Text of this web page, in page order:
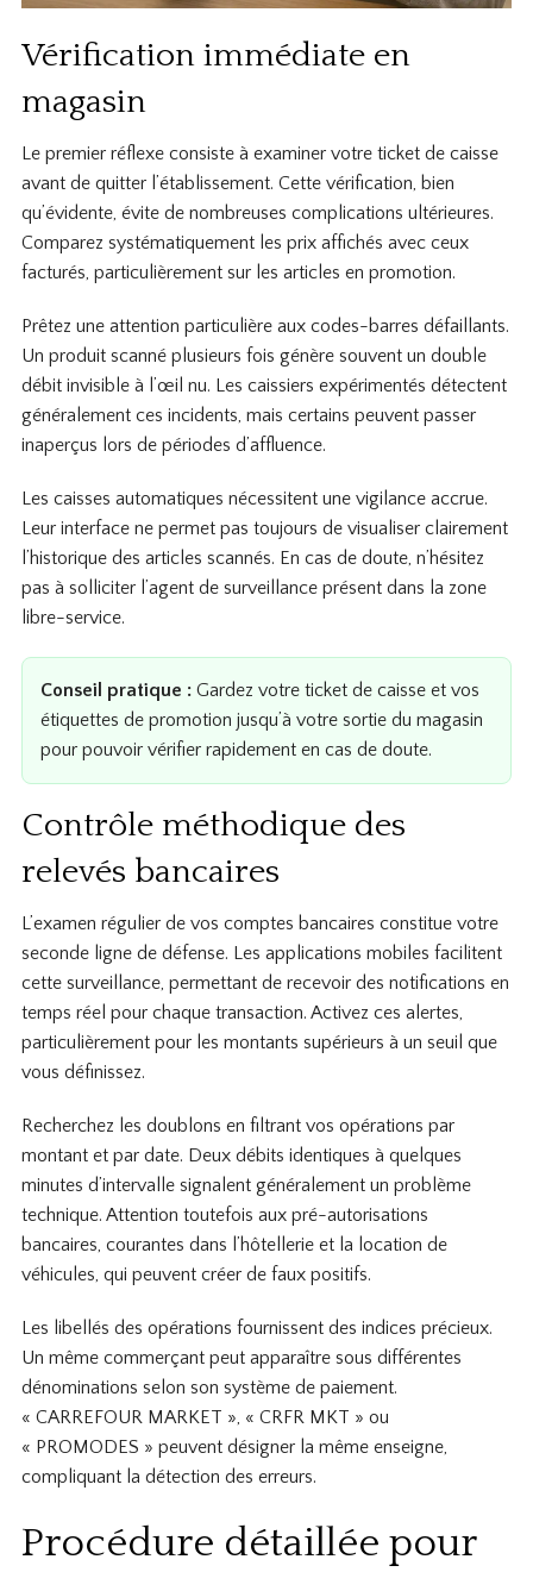
Vérification immédiate en
magasin
Le premier réflexe consiste à examiner votre ticket de caisse
avant de quitter l’établissement. Cette vérification, bien
qu’évidente, évite de nombreuses complications ultérieures.
Comparez systématiquement les prix affichés avec ceux
facturés, particulièrement sur les articles en promotion.
Prêtez une attention particulière aux codes-barres défaillants.
Un produit scanné plusieurs fois génère souvent un double
débit invisible à l’œil nu. Les caissiers expérimentés détectent
généralement ces incidents, mais certains peuvent passer
inaperçus lors de périodes d’affluence.
Les caisses automatiques nécessitent une vigilance accrue.
Leur interface ne permet pas toujours de visualiser clairement
l’historique des articles scannés. En cas de doute, n’hésitez
pas à solliciter l’agent de surveillance présent dans la zone
libre-service.
Conseil pratique :Gardez votre ticket de caisse et vos
étiquettes de promotion jusqu’à votre sortie du magasin
pour pouvoir vérifier rapidement en cas de doute.
Contrôle méthodique des
relevés bancaires
L’examen régulier de vos comptes bancaires constitue votre
seconde ligne de défense. Les applications mobiles facilitent
cette surveillance, permettant de recevoir des notifications en
temps réel pour chaque transaction. Activez ces alertes,
particulièrement pour les montants supérieurs à un seuil que
vous définissez.
Recherchez les doublons en filtrant vos opérations par
montant et par date. Deux débits identiques à quelques
minutes d’intervalle signalent généralement un problème
technique. Attention toutefois aux pré-autorisations
bancaires, courantes dans l’hôtellerie et la location de
véhicules, qui peuvent créer de faux positifs.
Les libellés des opérations fournissent des indices précieux.
Un même commerçant peut apparaître sous différentes
dénominations selon son système de paiement.
« CARREFOUR MARKET », « CRFR MKT » ou
« PROMODES » peuvent désigner la même enseigne,
compliquant la détection des erreurs.
Procédure détaillée pour